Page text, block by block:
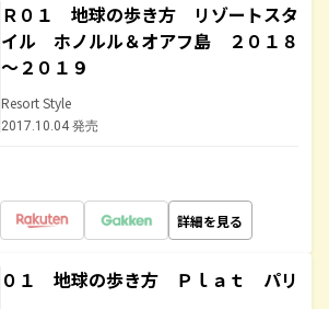
Ｒ０１ 地球の歩き方 リゾートスタ
イル ホノルル＆オアフ島 ２０１８
～２０１９
Resort Style
2017.10.04 発売
詳細を見る
０１ 地球の歩き方 Ｐｌａｔ パリ